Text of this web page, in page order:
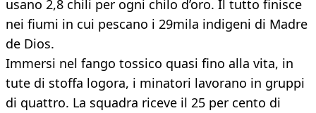
usano 2,8 chili per ogni chilo d’oro. Il tutto finisce
nei fiumi in cui pescano i 29mila indigeni di Madre
de Dios.
Immersi nel fango tossico quasi fino alla vita, in
tute di stoffa logora, i minatori lavorano in gruppi
di quattro. La squadra riceve il 25 per cento di